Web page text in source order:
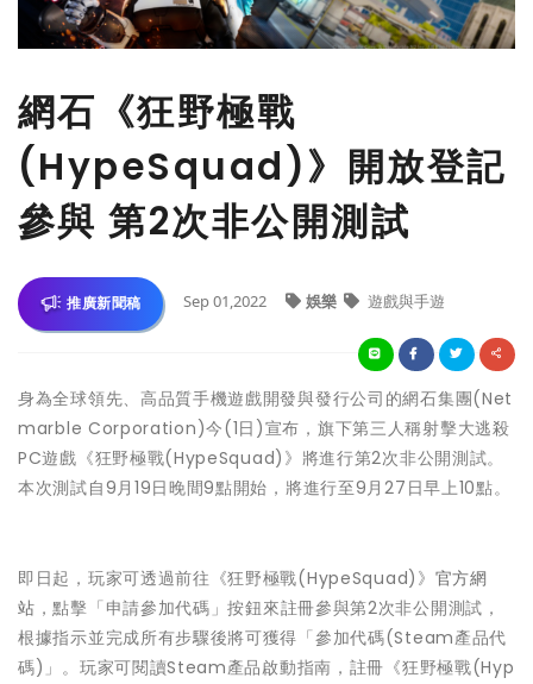
網石《狂野極戰
(HypeSquad)》開放登記
參與 第2次非公開測試
推廣新聞稿 Sep 01,2022 娛樂 遊戲與手遊
身為全球領先、高品質手機遊戲開發與發行公司的網石集團(Net
marble Corporation)今(1日)宣布，旗下第三人稱射擊大逃殺
PC遊戲《狂野極戰(HypeSquad)》將進行第2次非公開測試。
本次測試自9月19日晚間9點開始，將進行至9月27日早上10點。
即日起，玩家可透過前往《狂野極戰(HypeSquad)》 官方網
站 ，點擊「申請參加代碼」按鈕來註冊參與第2次非公開測試，
根據指示並完成所有步驟後將可獲得「參加代碼(Steam產品代
碼)」。玩家可閱讀Steam產品啟動指南，註冊《狂野極戰(Hyp